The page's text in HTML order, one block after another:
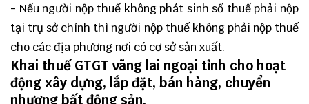
- Nếu người nộp thuế không phát sinh số thuế phải nộp
tại trụ sở chính thì người nộp thuế không phải nộp thuế
cho các địa phương nơi có cơ sở sản xuất.
Khai thuế GTGT vãng lai ngoại tỉnh cho hoạt
động xây dựng, lắp đặt, bán hàng, chuyển
nhượng bất động sản.